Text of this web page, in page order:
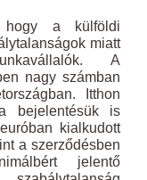
hogy a külföldi
miatt
A
nagy számban
Itthon
bejelentésük is
kialkudott
a szerződésben
jelentő